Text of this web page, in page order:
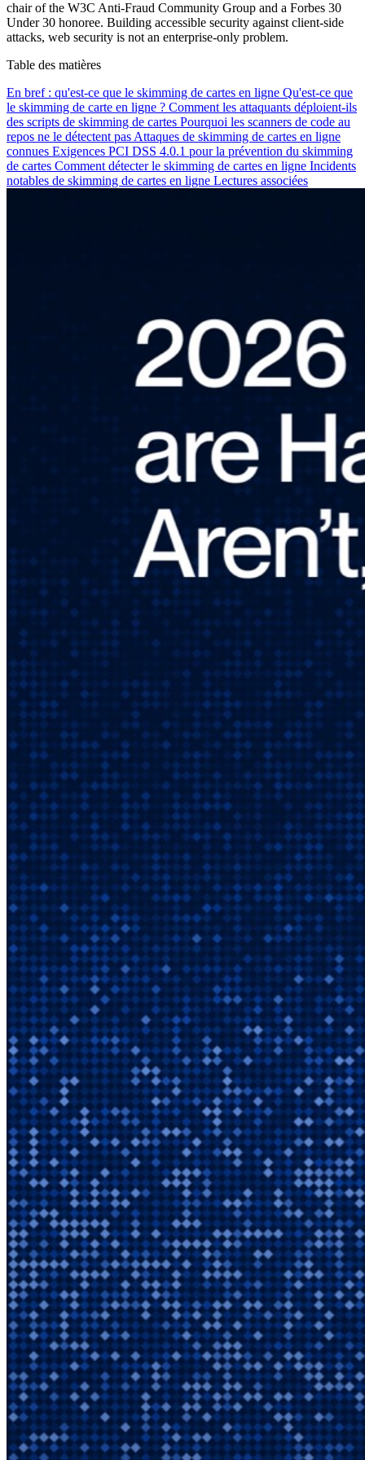
chair of the W3C Anti-Fraud Community Group and a Forbes 30
Under 30 honoree. Building accessible security against client-side
attacks, web security is not an enterprise-only problem.
Table des matières
En bref : qu'est-ce que le skimming de cartes en ligne Qu'est-ce que
le skimming de carte en ligne ? Comment les attaquants déploient-ils
des scripts de skimming de cartes Pourquoi les scanners de code au
repos ne le détectent pas Attaques de skimming de cartes en ligne
connues Exigences PCI DSS 4.0.1 pour la prévention du skimming
de cartes Comment détecter le skimming de cartes en ligne Incidents
notables de skimming de cartes en ligne Lectures associées